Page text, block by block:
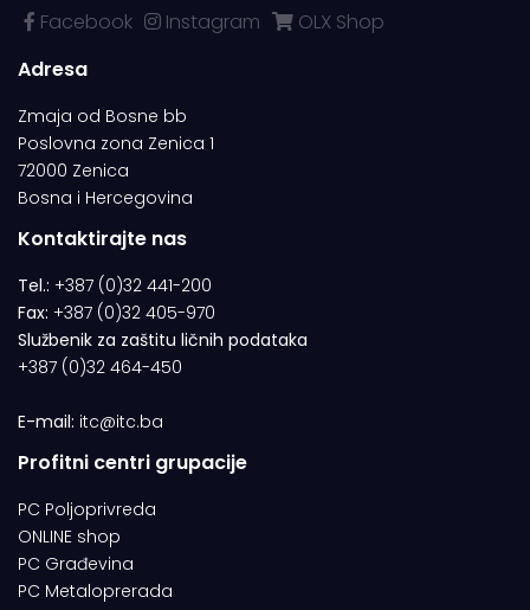
Facebook Instagram
OLX Shop
Adresa
Zmaja od Bosne bb
Poslovna zona Zenica 1
72000 Zenica
Bosna i Hercegovina
Kontaktirajte nas
Tel.: +387 (0)32 441-200
Fax: +387 (0)32 405-970
Službenik za zaštitu ličnih podataka
+387 (0)32 464-450
E-mail: itc@itc.ba
Profitni centri grupacije
PC Poljoprivreda
ONLINE shop
PC Građevina
PC Metaloprerada